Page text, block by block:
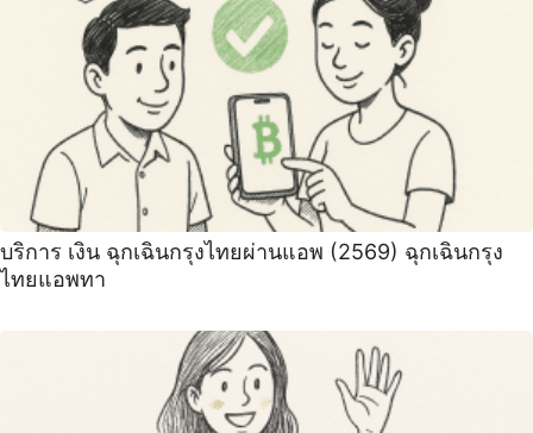
บริการ เงิน ฉุกเฉินกรุงไทยผ่านแอพ (2569) ฉุกเฉินกรุง
ไทยแอพทา